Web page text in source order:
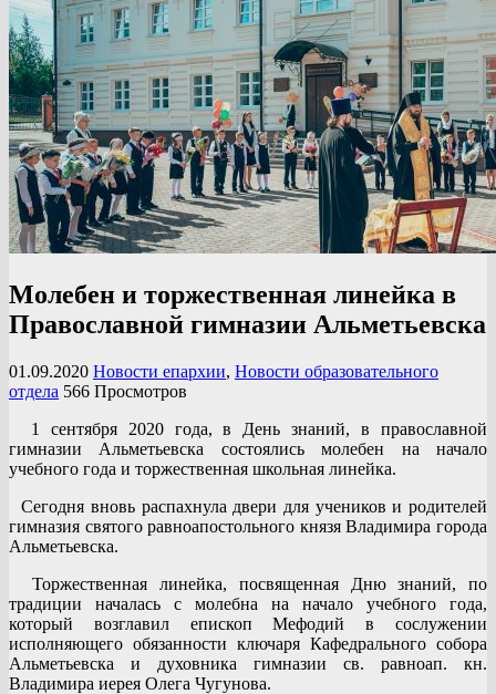
Молебен и торжественная линейка в
Православной гимназии Альметьевска
01.09.2020 Новости епархии, Новости образовательного
отдела 566 Просмотров
1 сентября 2020 года, в День знаний, в православной
гимназии Альметьевска состоялись молебен на начало
учебного года и торжественная школьная линейка.
Сегодня вновь распахнула двери для учеников и родителей
гимназия святого равноапостольного князя Владимира города
Альметьевска.
Торжественная линейка, посвященная Дню знаний, по
традиции началась с молебна на начало учебного года,
который возглавил епископ Мефодий в сослужении
исполняющего обязанности ключаря Кафедрального собора
Альметьевска и духовника гимназии св. равноап. кн.
Владимира иерея Олега Чугунова.